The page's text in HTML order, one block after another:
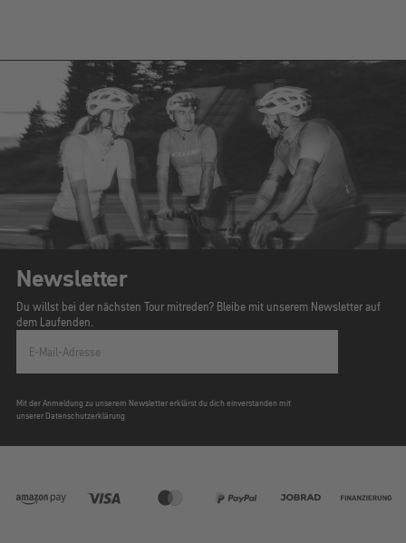
Newsletter
Du willst bei der nächsten Tour mitreden? Bleibe mit unserem Newsletter auf
dem Laufenden.
E-Mail-Adresse
Mit der Anmeldung zu unserem Newsletter erklärst du dich einverstanden mit
unserer Datenschutzerklärung